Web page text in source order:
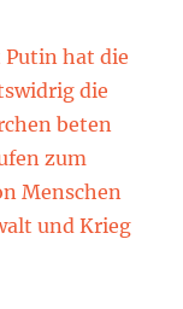
Putin hat die
die
beten
zum
Menschen
und Krieg